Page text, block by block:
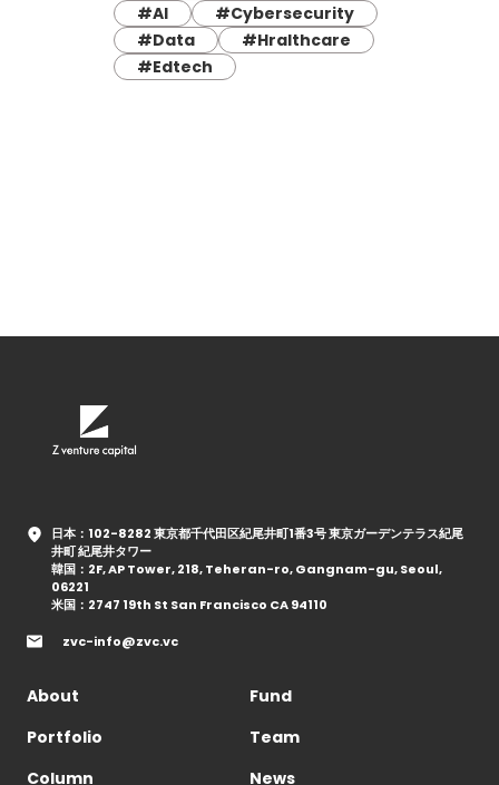
#AI
#Cybersecurity
#Data
#Hralthcare
#Edtech
日本：102-8282 東京都千代田区紀尾井町1番3号 東京ガーデンテラス紀尾
井町 紀尾井タワー
韓国：2F, AP Tower, 218, Teheran-ro, Gangnam-gu, Seoul,
06221
米国：2747 19th St San Francisco CA 94110
zvc-info@zvc.vc
About
Fund
Portfolio
Team
Column
News